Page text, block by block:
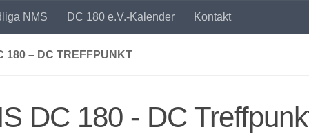
NMS DC 180 e.V.-Kalender Kontakt
180 – DC TREFFPUNKT
DC 180 - DC